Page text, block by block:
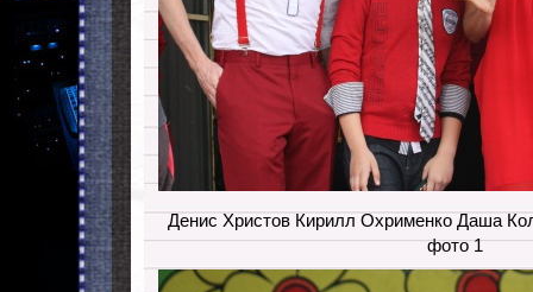
Денис Христов Кирилл Охрименко Даша
фото 1